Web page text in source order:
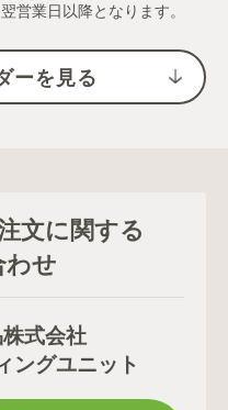
営業日以降となります。
ーを見る
文に関する
わせ
式会社
ングユニット